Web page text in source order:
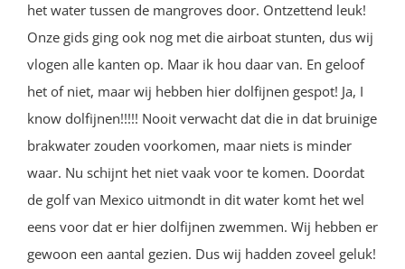
het water tussen de mangroves door. Ontzettend leuk!
Onze gids ging ook nog met die airboat stunten, dus wij
vlogen alle kanten op. Maar ik hou daar van. En geloof
het of niet, maar wij hebben hier dolfijnen gespot! Ja, I
know dolfijnen!!!!! Nooit verwacht dat die in dat bruinige
brakwater zouden voorkomen, maar niets is minder
waar. Nu schijnt het niet vaak voor te komen. Doordat
de golf van Mexico uitmondt in dit water komt het wel
eens voor dat er hier dolfijnen zwemmen. Wij hebben er
gewoon een aantal gezien. Dus wij hadden zoveel geluk!